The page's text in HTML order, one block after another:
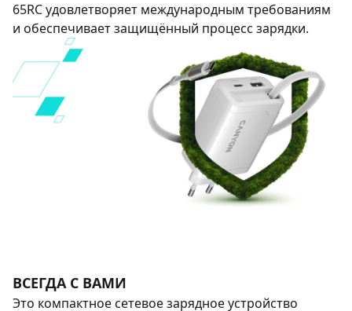
65RC удовлетворяет международным требованиям
и обеспечивает защищённый процесс зарядки.
ВСЕГДА С ВАМИ
Это компактное сетевое зарядное устройство